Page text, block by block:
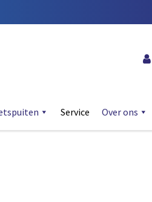
Service Over ons